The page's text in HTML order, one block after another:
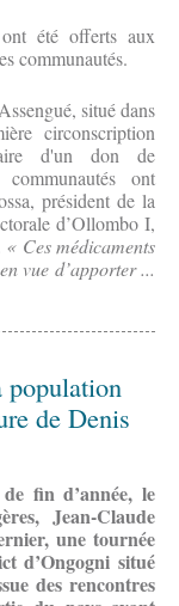
ont été offerts aux
communautés.
situé dans
circonscription
d'un don de
ont
président de la
d’Ollombo I,
« Ces médicaments
vue d’apporter ...
population
de Denis
fin d’année, le
Jean-Claude
une tournée
d’Ongogni situé
des rencontres